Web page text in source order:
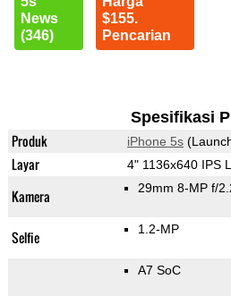
News
(346)
$155.
Pencarian
Spesifikasi
Produk iPhone 5s
Layar 4" 1136x640 IPS
Kamera 29mm 8-MP f/
Selfie 1.2-MP
A7 SoC